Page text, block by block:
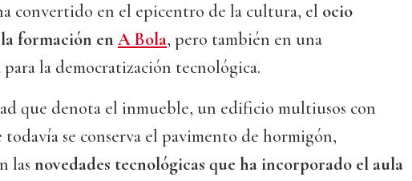
convertido en el epicentro de la cultura, el ocio
formación en A Bola, pero también en una
la democratización tecnológica.
que denota el inmueble, un edificio multiusos con
todavía se conserva el pavimento de hormigón,
las novedades tecnológicas que ha incorporado el aula